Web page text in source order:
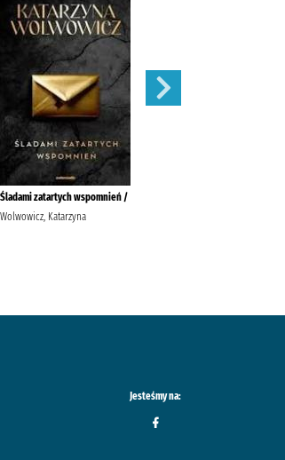
Śladami zatartych wspomnień /
Wolwowicz, Katarzyna
Jesteśmy na: